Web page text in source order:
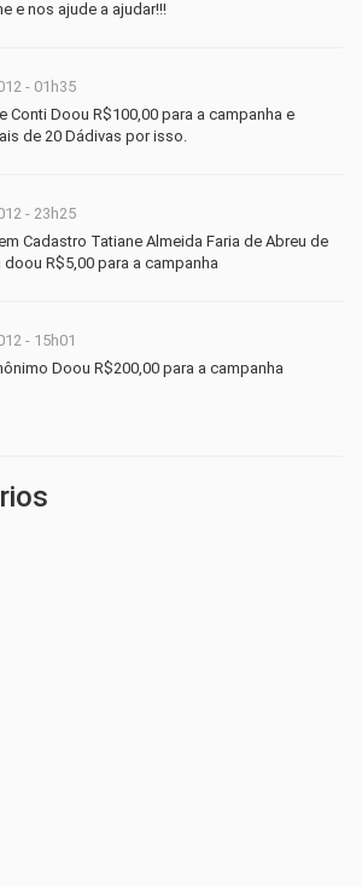
e nos ajude a ajudar!!!
- 01h35
Conti Doou R$100,00 para a campanha e
de 20 Dádivas por isso.
- 23h25
Cadastro Tatiane Almeida Faria de Abreu de
doou R$5,00 para a campanha
- 15h01
Doou R$200,00 para a campanha